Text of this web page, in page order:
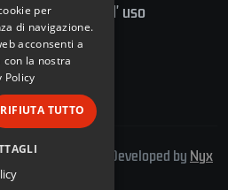
Condizioni d' uso
i diritti riservati | Developed by Nyx
Solutions
per
di navigazione.
acconsenti a
la nostra
Policy
RIFIUTA TUTTO